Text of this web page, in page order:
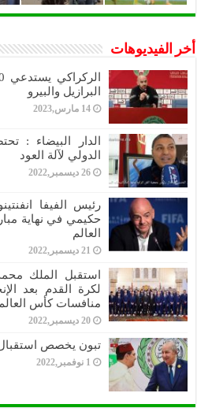
أخر الفيديوهات
البرازيل والبيرو
14 مارس,2023
الدار البيضاء :
الدولي لآلة العود
26 ديسمبر,2022
رئيس الفيفا
حكيمي في نهاية
العالم
21 ديسمبر,2022
استقبل الملك
لكرة القدم بعد
منافسات كأس العالم 2022.
20 ديسمبر,2022
تبون يخصص
1 نوفمبر,2022